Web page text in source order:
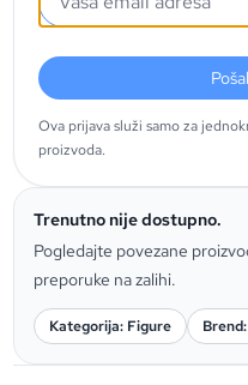
Ova prijava služi samo za
proizvoda.
Trenutno nije dostupno.
Pogledajte povezane
preporuke na zalihi.
Kategorija: Figure